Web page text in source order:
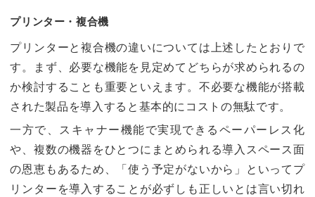
プリンター・複合機
プリンターと複合機の違いについては上述したとおりで
す。まず、必要な機能を見定めてどちらが求められるの
か検討することも重要といえます。不必要な機能が搭載
された製品を導入すると基本的にコストの無駄です。
一方で、スキャナー機能で実現できるペーパーレス化
や、複数の機器をひとつにまとめられる導入スペース面
の恩恵もあるため、「使う予定がないから」といってプ
リンターを導入することが必ずしも正しいとは言い切れ